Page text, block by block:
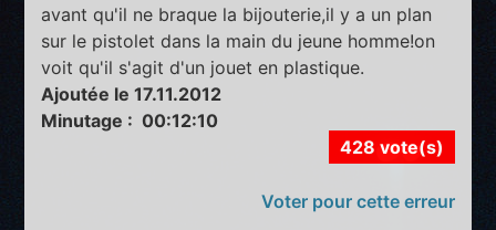
avant qu'il ne braque la bijouterie,il y a un plan
sur le pistolet dans la main du jeune homme!on
voit qu'il s'agit d'un jouet en plastique.
Ajoutée le 17.11.2012
Minutage : 00:12:10
428 vote(s)
Voter pour cette erreur